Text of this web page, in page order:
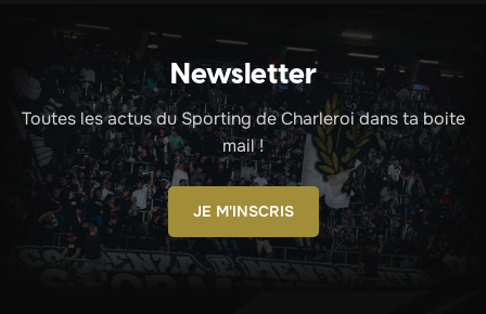
Newsletter
Toutes les actus du Sporting de Charleroi dans ta boite
mail !
JE M'INSCRIS